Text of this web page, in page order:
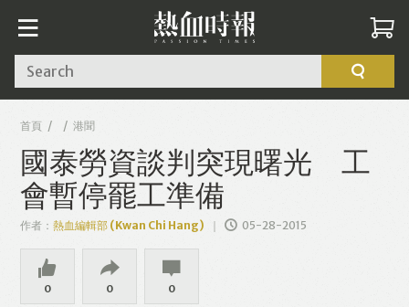
Search
首頁 港聞
國泰勞資談判突現曙光 工
會暫停罷工準備
作者：熱血編輯部 (Kwan Chi Hang) 05-28-2015
0 0 0